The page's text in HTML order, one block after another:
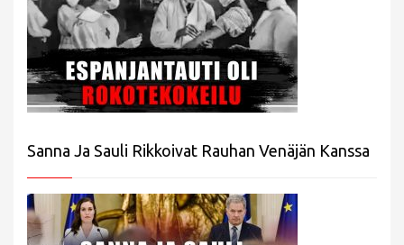
Sanna Ja Sauli Rikkoivat Rauhan Venäjän Kanssa